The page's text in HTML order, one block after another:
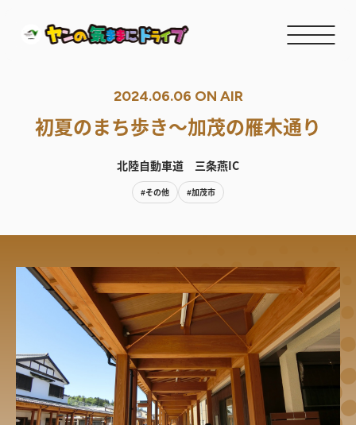
2024.06.06 ON AIR
初夏のまち歩き〜加茂の雁木通り
北陸自動車道 三条燕IC
#その他 #加茂市